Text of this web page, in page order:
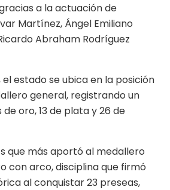
a la actuación de
Martínez, Ángel Emiliano
Abraham Rodríguez
estado se ubica en la posición
general, registrando un
de oro, 13 de plata y 26 de
que más aportó al medallero
con arco, disciplina que firmó
al conquistar 23 preseas,